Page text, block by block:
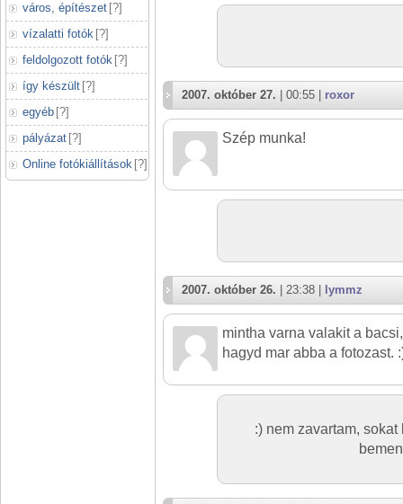
város, építészet [?]
vízalatti fotók [?]
feldolgozott fotók [?]
így készült [?]
egyéb [?]
pályázat [?]
Online fotókiállítások [?]
2007. október 27. | 00:55 | roxor
Szép munka!
2007. október 26. | 23:38 | lymmz
mintha varna valakit a
hagyd mar abba a fotozast.
:) nem zavartam,